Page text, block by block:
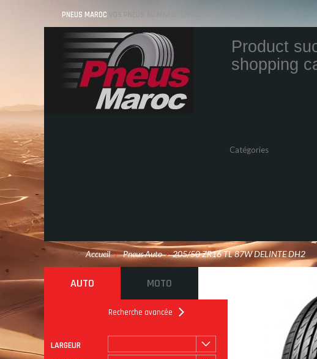
PNEUS MAROC VOS PNEUS AU MAROC LIVRÉS ET MONTÉS
Product
shopping
Catégories
Accueil / Pneus Auto > 205/50 ZR16 TL 87W DELINTE DH2
AUTO MOTO
Recherche avancée
LARGEUR
ROULAGE À PLAT